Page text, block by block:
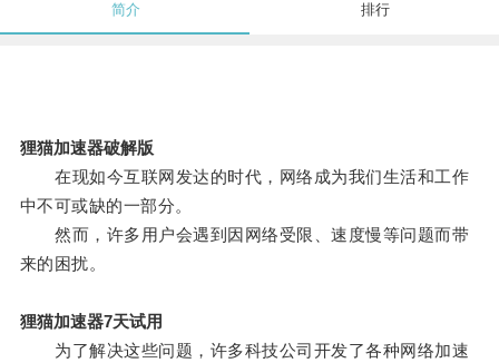
简介 排行
狸猫加速器破解版
在现如今互联网发达的时代，网络成为我们生活和工作
中不可或缺的一部分。
然而，许多用户会遇到因网络受限、速度慢等问题而带
来的困扰。
狸猫加速器7天试用
为了解决这些问题，许多科技公司开发了各种网络加速